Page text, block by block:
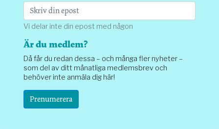
Vi delar inte din epost med någon
Är du medlem?
Då får du redan dessa – och många fler nyheter –
som del av ditt månatliga medlemsbrev och
behöver inte anmäla dig här!
Prenumerera